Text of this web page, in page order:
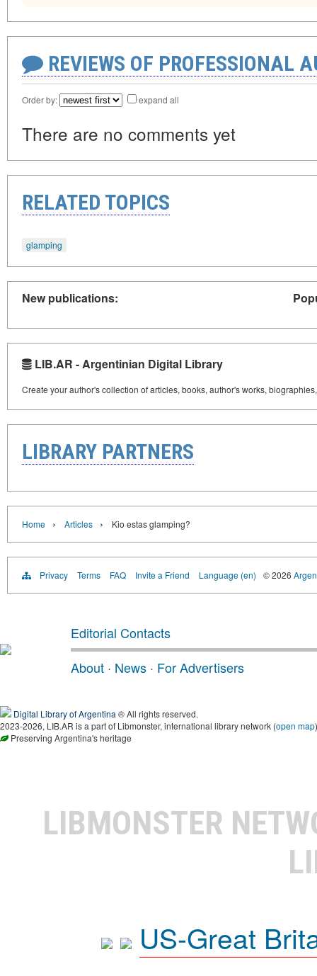
REVIEWS OF PROFESSIONAL
Order by: expand all
There are no comments yet
RELATED TOPICS
glamping
New publications:
LIB.AR - Argentinian Digital Library
Create your author's collection of articles, books, author's works,
LIBRARY PARTNERS
Home › Articles › Kio estas glamping?
Privacy Terms FAQ Invite a Friend Language (en) © 2026
Editorial Contacts
About · News · For Advertisers
Digital Library of Argentina ® All rights reserved.
2023-2026, LIB.AR is a part of Libmonster, international library network (open map)
Preserving Argentina's heritage
LIBMONSTER
US-Great